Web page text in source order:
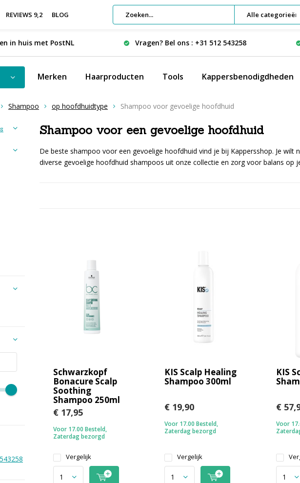
REVIEWS 9,2 BLOG Alle categorieën
in huis met PostNL Vragen? Bel ons : +31 512 543258
Merken Haarproducten Tools Kappersbenodigdheden
Shampoo op hoofdhuidtype Shampoo voor gevoelige hoofdhuid
Shampoo voor een gevoelige hoofdhuid
De beste shampoo voor een gevoelige hoofdhuid vind je bij Kappersshop. Je wilt
diverse gevoelige hoofdhuid shampoos uit onze collectie en zorg voor balans op
Schwarzkopf
Bonacure Scalp
Soothing
Shampoo 250ml
€ 17,95
Voor 17.00 Besteld,
Zaterdag bezorgd
Vergelijk
KIS Scalp Healing
Shampoo 300ml
€ 19,90
Voor 17.00 Besteld,
Zaterdag bezorgd
Vergelijk
KIS
€
Voor